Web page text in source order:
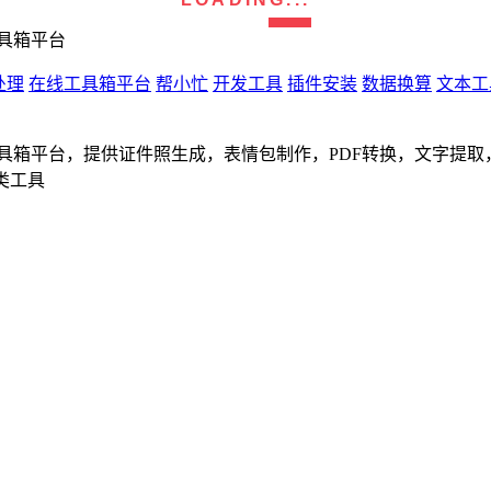
箱平台
理 在线工具箱平台 帮小忙 开发工具 插件安装 数据换算 文本
箱平台，提供证件照生成，表情包制作，PDF转换，文字提
工具